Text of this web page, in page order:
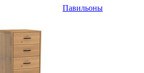
Павильоны